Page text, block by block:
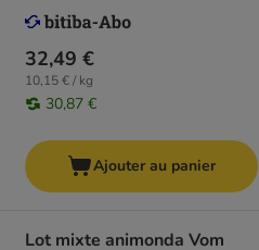
32,49 €
10,15 € / kg
30,87 €
Ajouter au panier
Lot mixte animonda Vom